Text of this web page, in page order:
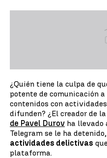
¿Quién tiene la culpa de
potente de comunicación
contenidos con
difunden? ¿El creador de
de Pavel Durov ha llevado
Telegram se le ha
actividades delictivas
plataforma.